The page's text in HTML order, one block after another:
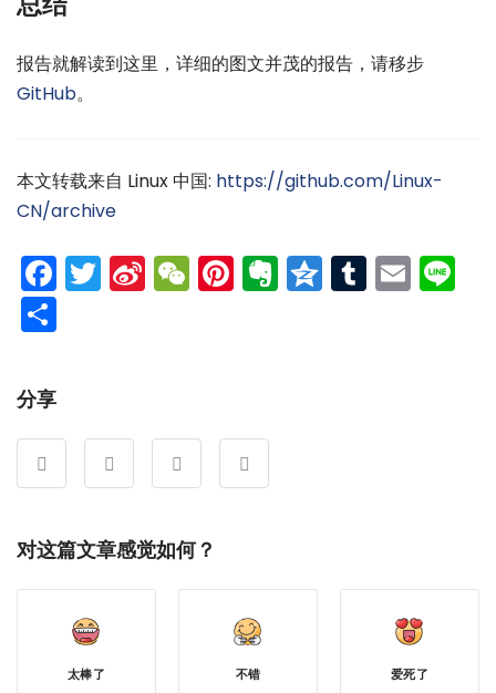
报告就解读到这里，详细的图文并茂的报告，请移步
GitHub。
本文转载来自 Linux 中国: https://github.com/Linux-
CN/archive
Facebook
Twitter
Sina
Weibo
WeChat
Pinterest
Evernote
Qzone
Tumblr
分享
对这篇文章感觉如何？
太棒了 不错 爱死了